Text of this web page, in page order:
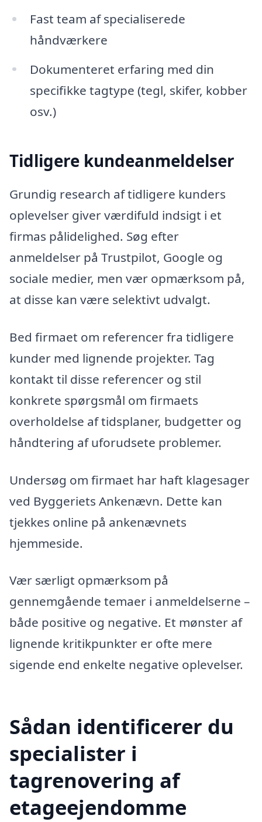
Fast team af specialiserede
håndværkere
Dokumenteret erfaring med din
specifikke tagtype (tegl, skifer, kobber
osv.)
Tidligere kundeanmeldelser
Grundig research af tidligere kunders
oplevelser giver værdifuld indsigt i et
firmas pålidelighed. Søg efter
anmeldelser på Trustpilot, Google og
sociale medier, men vær opmærksom på,
at disse kan være selektivt udvalgt.
Bed firmaet om referencer fra tidligere
kunder med lignende projekter. Tag
kontakt til disse referencer og stil
konkrete spørgsmål om firmaets
overholdelse af tidsplaner, budgetter og
håndtering af uforudsete problemer.
Undersøg om firmaet har haft klagesager
ved Byggeriets Ankenævn. Dette kan
tjekkes online på ankenævnets
hjemmeside.
Vær særligt opmærksom på
gennemgående temaer i anmeldelserne –
både positive og negative. Et mønster af
lignende kritikpunkter er ofte mere
sigende end enkelte negative oplevelser.
Sådan identificerer du
specialister i
tagrenovering af
etageejendomme